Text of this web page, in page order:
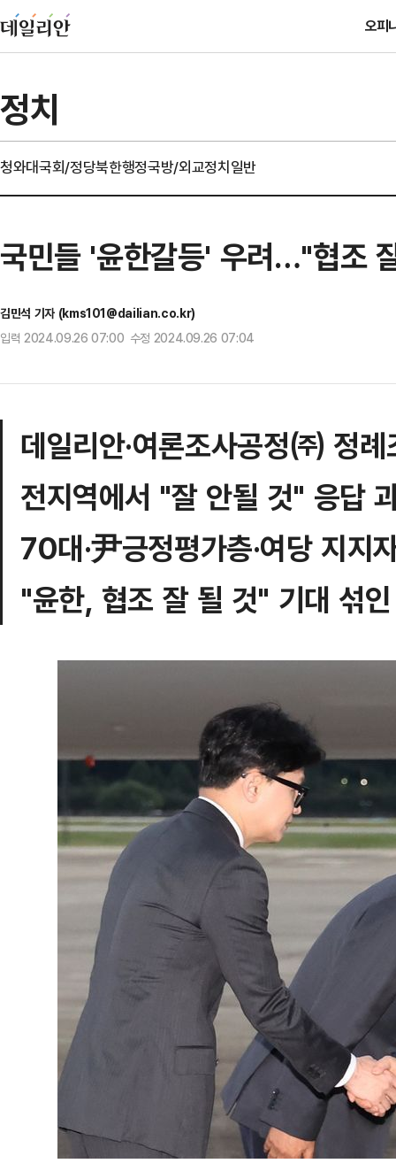
오피
정치
청와대국회/정당북한행정국방/외교정치일반
국민들 '윤한갈등' 우려…"협조
김민석 기자 (kms101@dailian.co.kr)
입력 2024.09.26 07:00 수정 2024.09.26 07:04
데일리안·여론조사공정㈜ 정례
전지역에서 "잘 안될 것" 응답
70대·尹긍정평가층·여당 지지
"윤한, 협조 잘 될 것" 기대 섞